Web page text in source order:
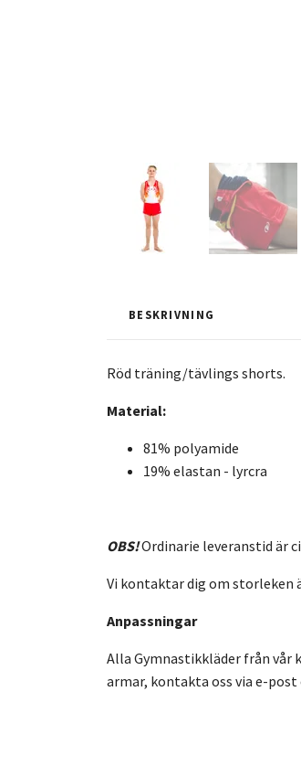
BESKRIVNING
Röd träning/tävlings shorts.
Material:
81% polyamide
19% elastan - lyrcra
OBS!Ordinarie leveranstid är
Vi kontaktar dig om storleken
Anpassningar
Alla Gymnastikkläder från vår
armar, kontakta oss via e-